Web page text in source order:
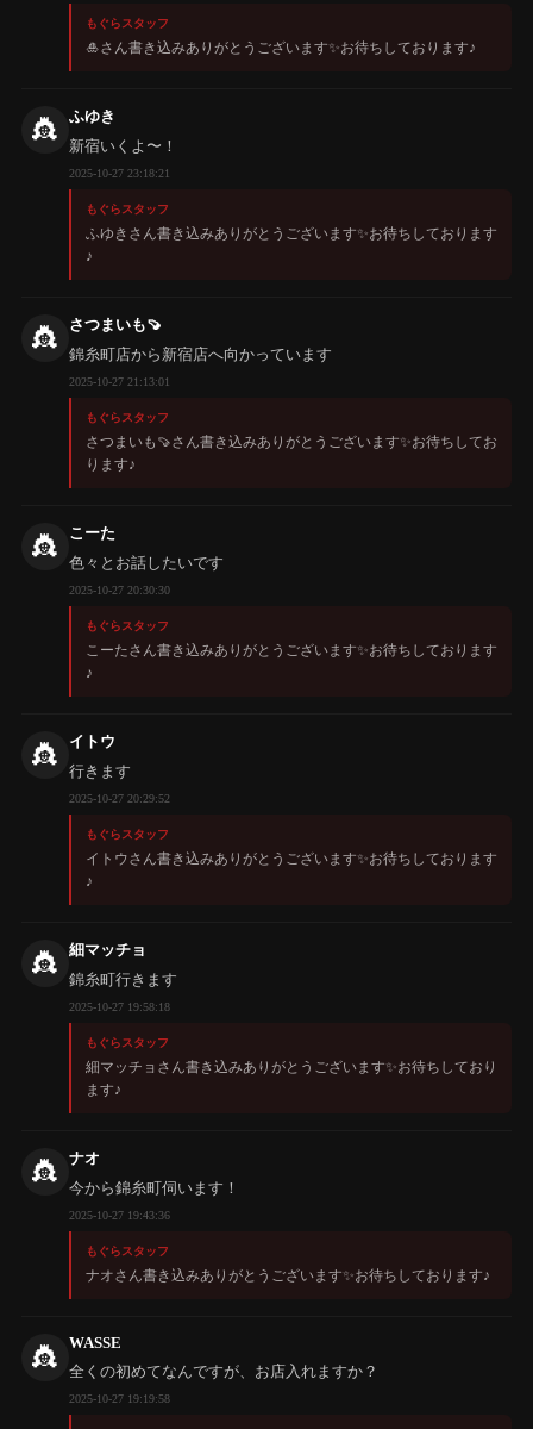
もぐらスタッフ
🎍さん書き込みありがとうございます✨️お待ちしております♪
👸
ふゆき
新宿いくよ〜！
2025-10-27 23:18:21
もぐらスタッフ
ふゆきさん書き込みありがとうございます✨️お待ちしております
♪
👸
さつまいも🍠
錦糸町店から新宿店へ向かっています
2025-10-27 21:13:01
もぐらスタッフ
さつまいも🍠さん書き込みありがとうございます✨️お待ちしてお
ります♪
👸
こーた
色々とお話したいです
2025-10-27 20:30:30
もぐらスタッフ
こーたさん書き込みありがとうございます✨️お待ちしております
♪
👸
イトウ
行きます
2025-10-27 20:29:52
もぐらスタッフ
イトウさん書き込みありがとうございます✨️お待ちしております
♪
👸
細マッチョ
錦糸町行きます
2025-10-27 19:58:18
もぐらスタッフ
細マッチョさん書き込みありがとうございます✨️お待ちしており
ます♪
👸
ナオ
今から錦糸町伺います！
2025-10-27 19:43:36
もぐらスタッフ
ナオさん書き込みありがとうございます✨️お待ちしております♪
👸
WASSE
全くの初めてなんですが、お店入れますか？
2025-10-27 19:19:58